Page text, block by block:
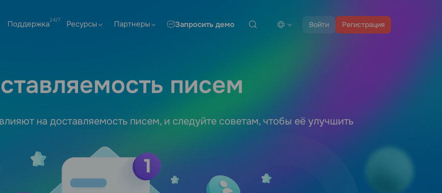
Войти Регистрация
Поддержка Ресурсы Партнеры Запросить демо
писем
на доставляемость писем, и следуйте советам, чтобы её улучшить